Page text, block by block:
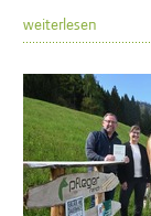
weiterlesen